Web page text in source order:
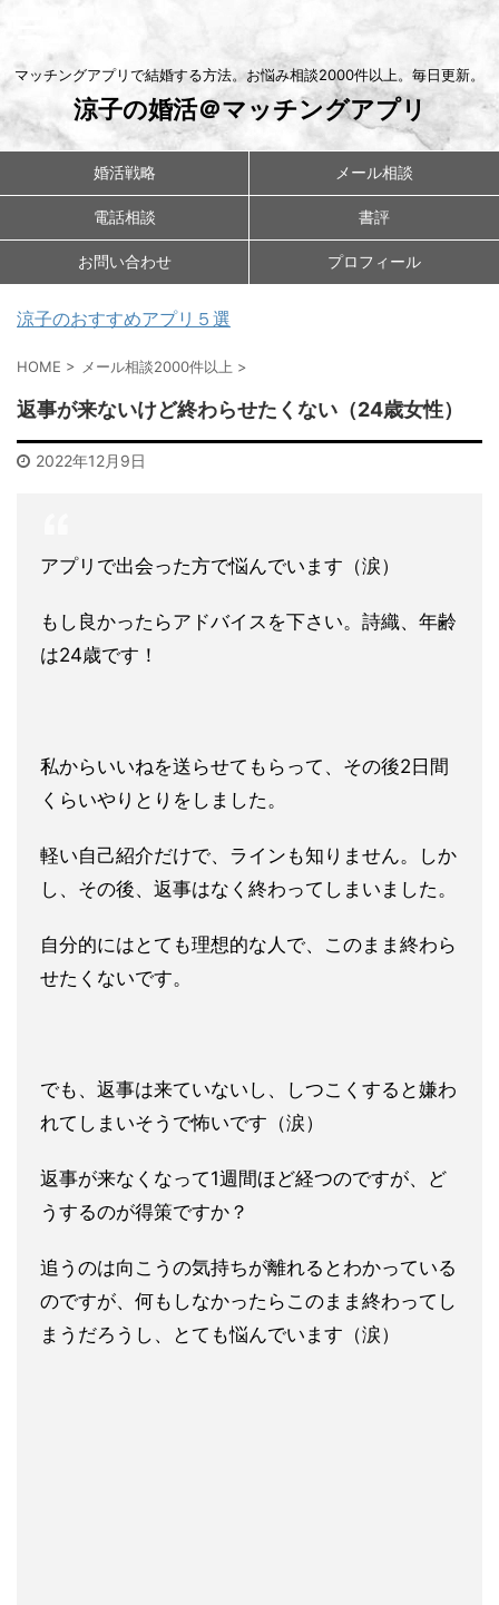
マッチングアプリで結婚する方法。お悩み相談2000件以上。毎日更新。
涼子の婚活＠マッチングアプリ
婚活戦略 メール相談
電話相談 書評
お問い合わせ プロフィール
涼子のおすすめアプリ５選
HOME > メール相談2000件以上 >
返事が来ないけど終わらせたくない（24歳女性）
2022年12月9日
アプリで出会った方で悩んでいます（涙）
もし良かったらアドバイスを下さい。詩織、年齢
は24歳です！
私からいいねを送らせてもらって、その後2日間
くらいやりとりをしました。
軽い自己紹介だけで、ラインも知りません。しか
し、その後、返事はなく終わってしまいました。
自分的にはとても理想的な人で、このまま終わら
せたくないです。
でも、返事は来ていないし、しつこくすると嫌わ
れてしまいそうで怖いです（涙）
返事が来なくなって1週間ほど経つのですが、ど
うするのが得策ですか？
追うのは向こうの気持ちが離れるとわかっている
のですが、何もしなかったらこのまま終わってし
まうだろうし、とても悩んでいます（涙）